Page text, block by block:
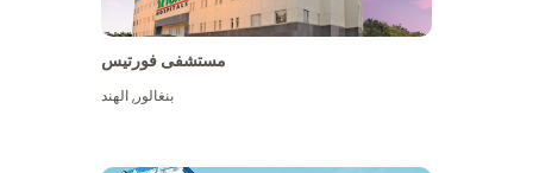
مستشفى فورتيس
بنغالور,الهند